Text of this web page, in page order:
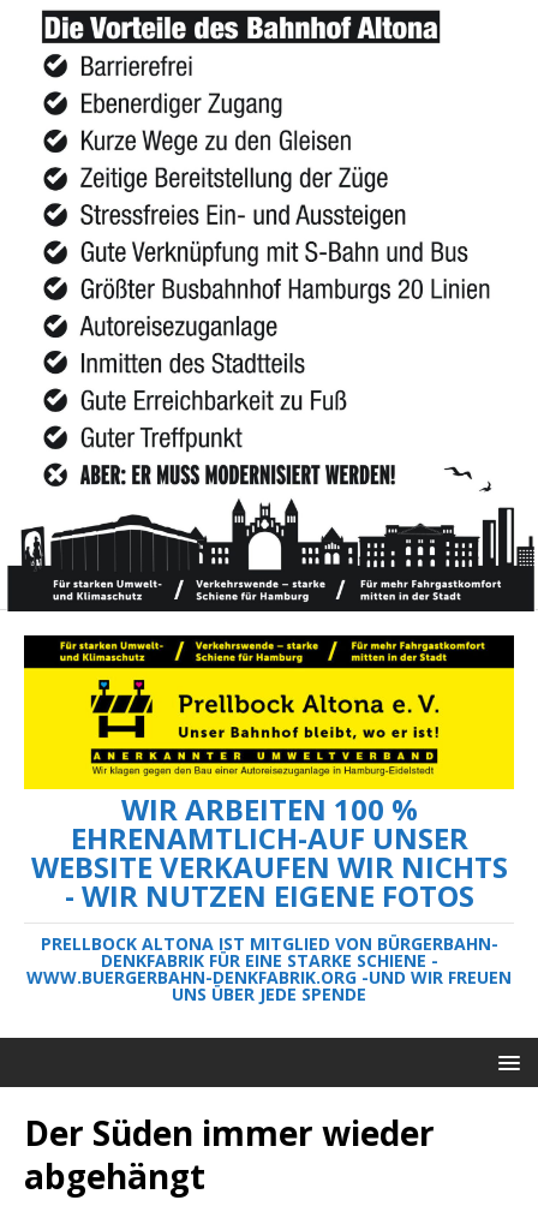
WIR ARBEITEN 100 %
EHRENAMTLICH-AUF UNSER
WEBSITE VERKAUFEN WIR NICHTS
- WIR NUTZEN EIGENE FOTOS
PRELLBOCK ALTONA IST MITGLIED VON BÜRGERBAHN-
DENKFABRIK FÜR EINE STARKE SCHIENE -
WWW.BUERGERBAHN-DENKFABRIK.ORG -UND WIR FREUEN
UNS ÜBER JEDE SPENDE
Der Süden immer wieder
abgehängt